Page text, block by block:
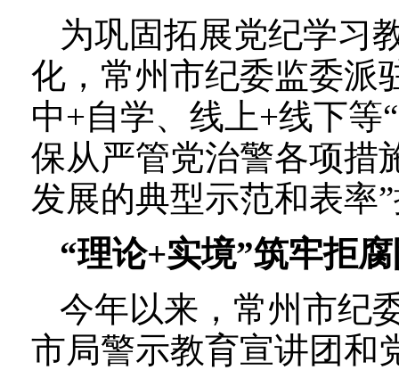
为巩固拓展党纪学习
化，常州市纪委监委派
中+自学、线上+线下等
保从严管党治警各项措
发展的典型示范和表率
“理论+实境”筑牢拒
今年以来，常州市纪
市局警示教育宣讲团和